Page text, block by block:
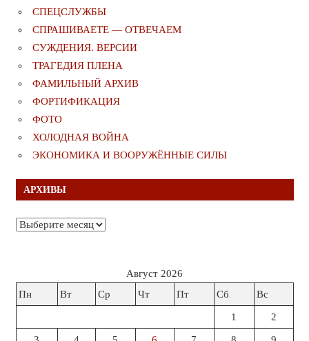
СПЕЦСЛУЖБЫ
СПРАШИВАЕТЕ — ОТВЕЧАЕМ
СУЖДЕНИЯ. ВЕРСИИ
ТРАГЕДИЯ ПЛЕНА
ФАМИЛЬНЫЙ АРХИВ
ФОРТИФИКАЦИЯ
ФОТО
ХОЛОДНАЯ ВОЙНА
ЭКОНОМИКА И ВООРУЖЁННЫЕ СИЛЫ
АРХИВЫ
Архивы
Август 2026
Пн
Вт Ср Чт Пт Сб Вс
1 2